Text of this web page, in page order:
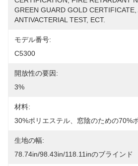
GREEN GUARD GOLD
ANTIVACTERIAL TEST, ECT.
モデル番号:
C5300
開放性の要因:
3%
材料:
30%ポリエステル、窓陰のための70%
生地の幅:
78.74in/98.43in/118.11inのブラインド